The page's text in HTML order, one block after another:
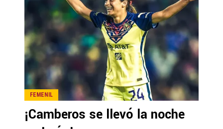
FEMENIL
¡Camberos se llevó la noche